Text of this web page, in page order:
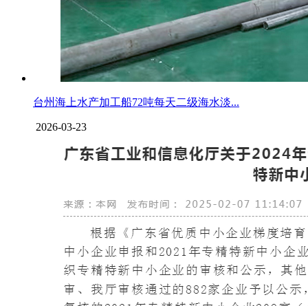
台州海上水产加工船72吨每天二级海水淡...
2026-03-23